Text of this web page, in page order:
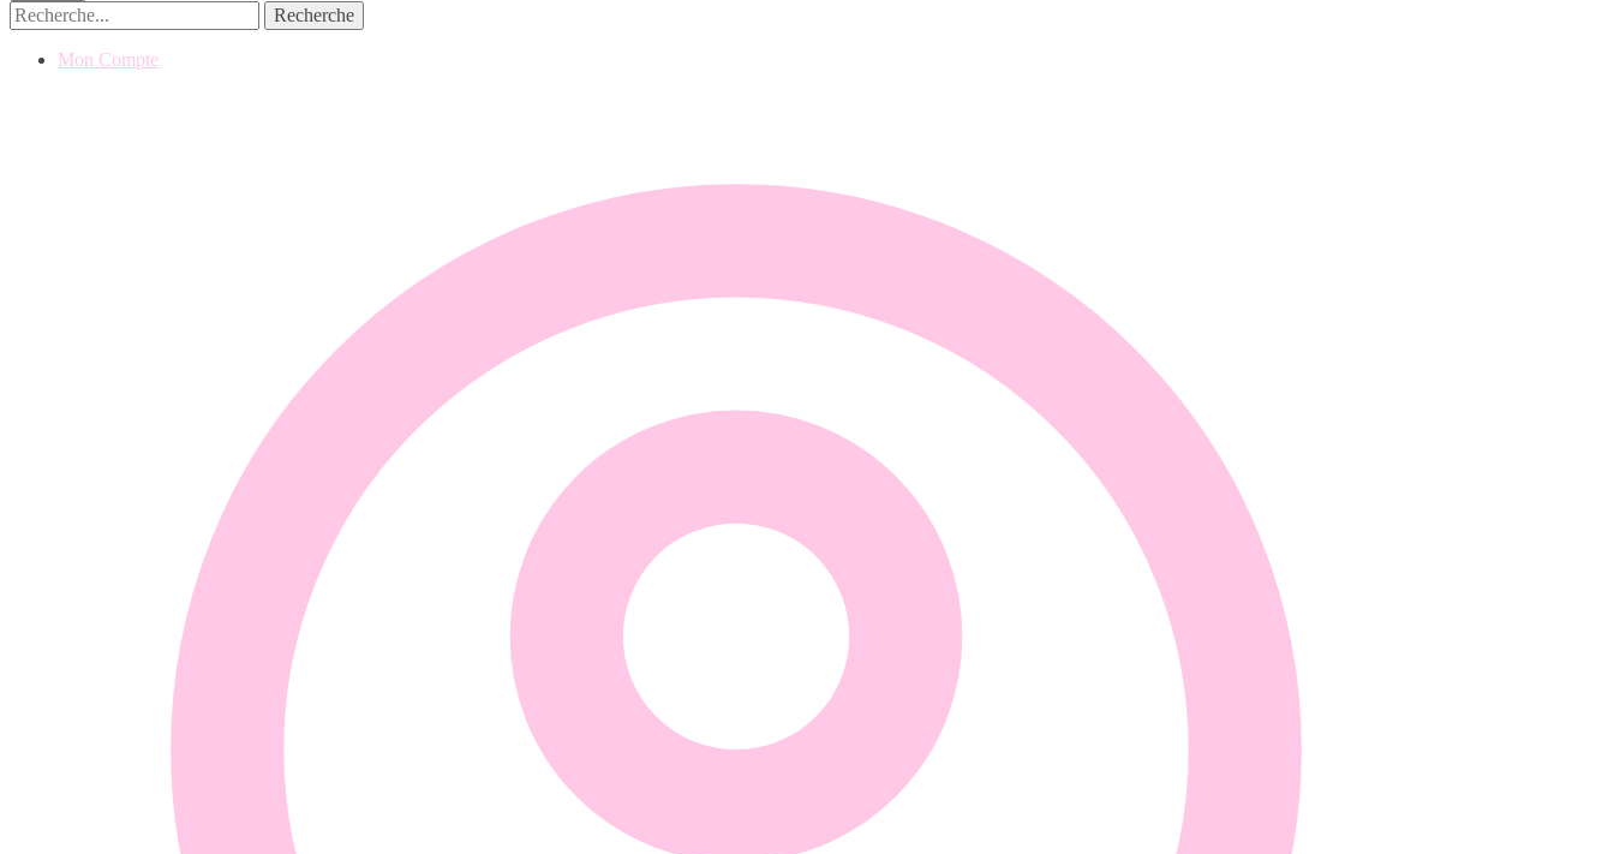
Recherche
pour :
Recherche
Mon Compte